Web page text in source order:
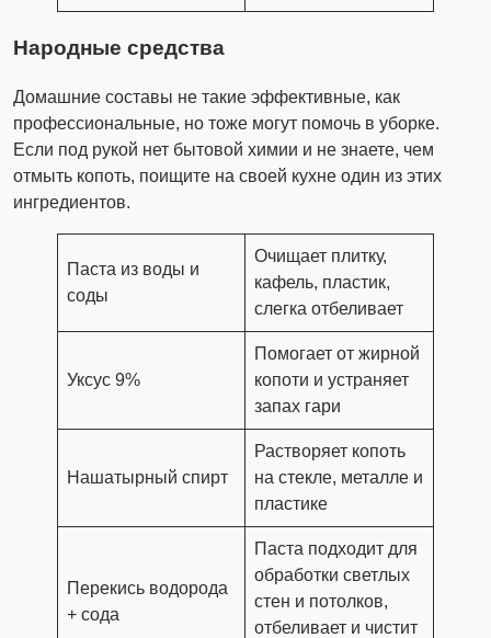
Народные средства
Домашние составы не такие эффективные, как
профессиональные, но тоже могут помочь в уборке.
Если под рукой нет бытовой химии и не знаете, чем
отмыть копоть, поищите на своей кухне один из этих
ингредиентов.
Паста из воды и
соды
Очищает плитку,
кафель, пластик,
слегка отбеливает
Уксус 9%
Помогает от жирной
копоти и устраняет
запах гари
Нашатырный спирт
Растворяет копоть
на стекле, металле и
пластике
Перекись водорода
+ сода
Паста подходит для
обработки светлых
стен и потолков,
отбеливает и чистит